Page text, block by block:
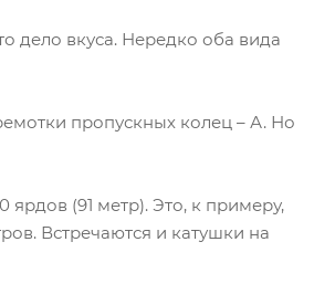
дело вкуса. Нередко оба вида
пропускных колец – А. Но
(91 метр). Это, к примеру,
Встречаются и катушки на